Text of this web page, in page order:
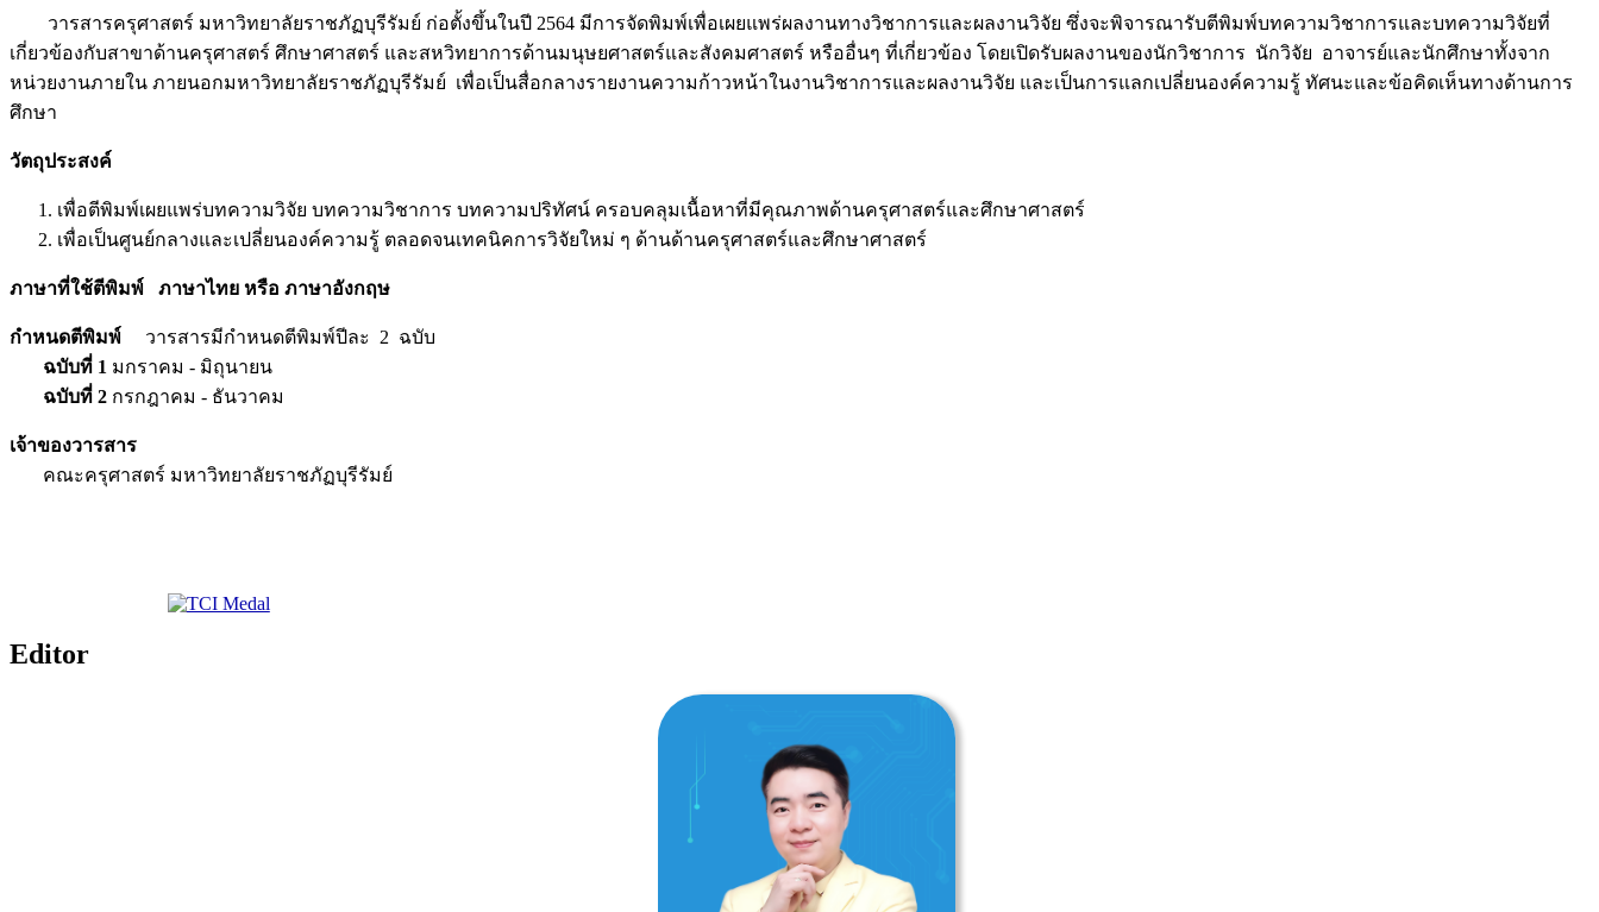
วารสารครุศาสตร์ มหาวิทยาลัยราชภัฏบุรีรัมย์ ก่อตั้งขึ้นในปี 2564 มีการจัดพิมพ์เพื่อเผยแพร่ผลงานทางวิชาการและผลงานวิจัย ซึ่งจะพิจารณารับตีพิมพ์บทความวิชาการและบทความวิจัยที่
เกี่ยวข้องกับสาขาด้านครุศาสตร์ ศึกษาศาสตร์ และสหวิทยาการด้านมนุษยศาสตร์และสังคมศาสตร์ หรืออื่นๆ ที่เกี่ยวข้อง โดยเปิดรับผลงานของนักวิชาการ นักวิจัย อาจารย์และนักศึกษาทั้งจาก
หน่วยงานภายใน ภายนอกมหาวิทยาลัยราชภัฏบุรีรัมย์ เพื่อเป็นสื่อกลางรายงานความก้าวหน้าในงานวิชาการและผลงานวิจัย และเป็นการแลกเปลี่ยนองค์ความรู้ ทัศนะและข้อคิดเห็นทางด้านการ
ศึกษา
วัตถุประสงค์
เพื่อตีพิมพ์เผยแพร่บทความวิจัย บทความวิชาการ บทความปริทัศน์ ครอบคลุมเนื้อหาที่มีคุณภาพด้านครุศาสตร์และศึกษาศาสตร์
เพื่อเป็นศูนย์กลางและเปลี่ยนองค์ความรู้ ตลอดจนเทคนิคการวิจัยใหม่ ๆ ด้านด้านครุศาสตร์และศึกษาศาสตร์
ภาษาที่ใช้ตีพิมพ์ ภาษาไทย หรือ ภาษาอังกฤษ
กำหนดตีพิมพ์
วารสารมีกำหนดตีพิมพ์ปีละ 2 ฉบับ
ฉบับที่ 1 มกราคม - มิถุนายน
ฉบับที่ 2 กรกฎาคม - ธันวาคม
เจ้าของวารสาร
คณะครุศาสตร์ มหาวิทยาลัยราชภัฏบุรีรัมย์
Editor